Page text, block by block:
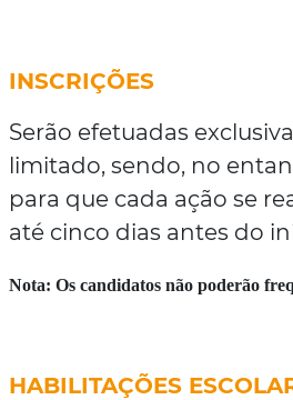
INSCRIÇÕES
Serão efetuadas
limitado, sendo, no
para que cada ação se
até cinco dias antes do
Nota:Os candidatos não poderão
HABILITAÇÕES